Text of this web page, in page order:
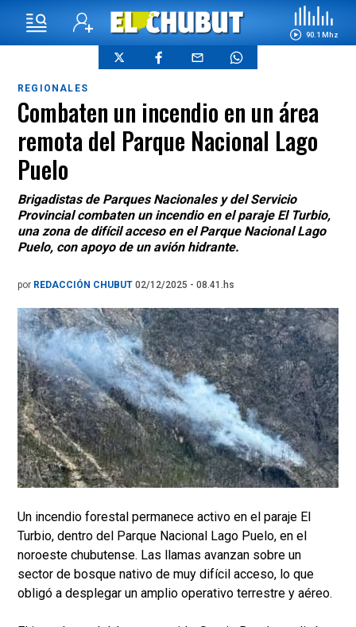
90.1 Mhz
REGIONALES
Combaten un incendio en un área
remota del Parque Nacional Lago
Puelo
Brigadistas de Parques Nacionales y del Servicio
Provincial combaten un incendio en el paraje El Turbio,
una zona de difícil acceso en el Parque Nacional Lago
Puelo, con apoyo de un avión hidrante.
por REDACCIÓN CHUBUT 02/12/2025 - 08.41.hs
Un incendio forestal permanece activo en el paraje El
Turbio, dentro del Parque Nacional Lago Puelo, en el
noroeste chubutense. Las llamas avanzan sobre un
sector de bosque nativo de muy difícil acceso, lo que
obligó a desplegar un amplio operativo terrestre y aéreo.